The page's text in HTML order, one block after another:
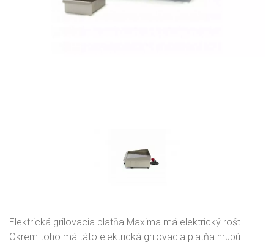
Elektrická grilovacia platňa Maxima má elektrický rošt.
Okrem toho má táto elektrická grilovacia platňa hrubú